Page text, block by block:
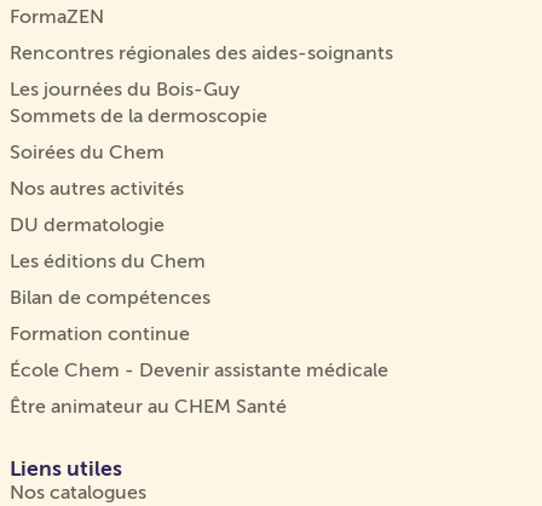
FormaZEN
Rencontres régionales des aides-soignants
Les journées du Bois-Guy
Sommets de la dermoscopie
Soirées du Chem
Nos autres activités
DU dermatologie
Les éditions du Chem
Bilan de compétences
Formation continue
École Chem - Devenir assistante médicale
Être animateur au CHEM Santé
Liens utiles
Nos catalogues